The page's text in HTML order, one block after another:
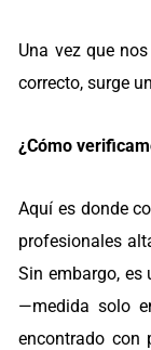
Una vez que
correcto, surge
¿Cómo
Aquí es donde
profesionales
Sin embargo, es
—medida solo
encontrado con